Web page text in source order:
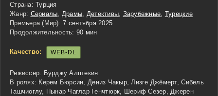
Страна: Турция
Жанр: Сериалы Драмы Детективы Зарубежные Турецкие
Премьера (Мир): 7 сентября 2025
Продолжительность: 90 мин
Качество: WEB-DL
Режиссер: Бурджу Алптекин
В ролях: Керем Бюрсин, Дениз Чакыр, Лизге Джёмерт, Сибель
Ташчиоглу, Пынар Чаглар Генчтюрк, Шериф Сезер, Джерен